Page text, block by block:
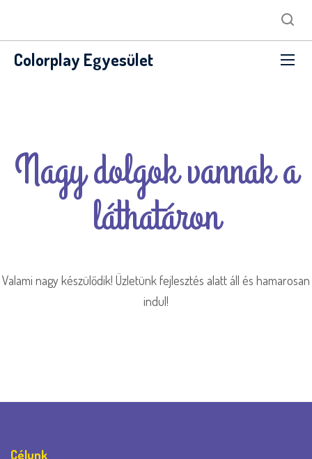
Colorplay Egyesület
Nagy dolgok vannak a
láthatáron
Valami nagy készülődik! Üzletünk fejlesztés alatt áll és hamarosan
indul!
Célunk